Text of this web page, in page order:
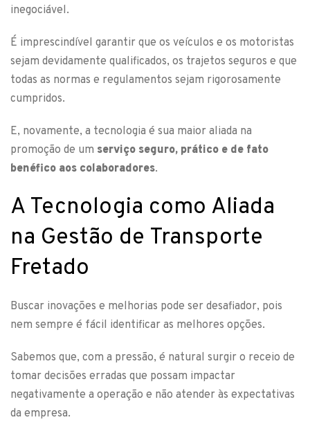
inegociável.
É imprescindível garantir que os veículos e os motoristas
sejam devidamente qualificados, os trajetos seguros e que
todas as normas e regulamentos sejam rigorosamente
cumpridos.
E, novamente, a tecnologia é sua maior aliada na
promoção de um serviço seguro, prático e de fato
benéfico aos colaboradores.
A Tecnologia como Aliada
na Gestão de Transporte
Fretado
Buscar inovações e melhorias pode ser desafiador, pois
nem sempre é fácil identificar as melhores opções.
Sabemos que, com a pressão, é natural surgir o receio de
tomar decisões erradas que possam impactar
negativamente a operação e não atender às expectativas
da empresa.